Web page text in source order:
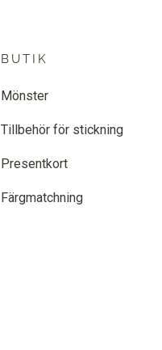
BUTIK
Mönster
Tillbehör för stickning
Presentkort
Färgmatchning